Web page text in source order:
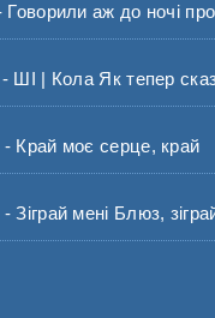
аж до ночі
| Кола Як тепер
моє серце, край
мені Блюз,